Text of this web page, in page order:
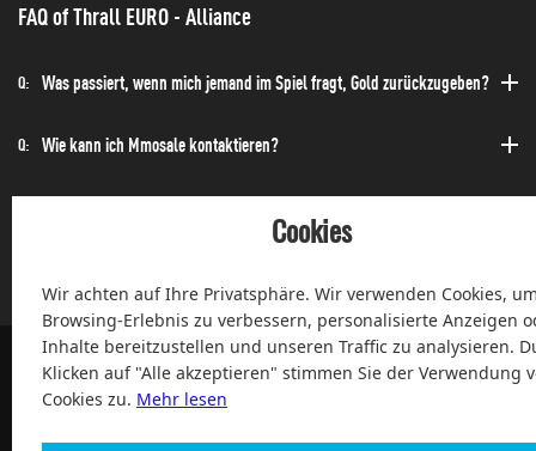
FAQ of Thrall EURO - Alliance
Q: Was passiert, wenn mich jemand im Spiel fragt, Gold zurückzugeben?
Q: Wie kann ich Mmosale kontaktieren?
Cookies
Wir achten auf Ihre Privatsphäre. Wir verwenden Cookies,
Browsing-Erlebnis zu verbessern, personalisierte Anzeigen
Inhalte bereitzustellen und unseren Traffic zu analysieren.
Klicken auf "Alle akzeptieren" stimmen Sie der Verwendung
Cookies zu. Mehr lesen
100% Zufriedenheit und After-Sale Garantie Service seit 2004